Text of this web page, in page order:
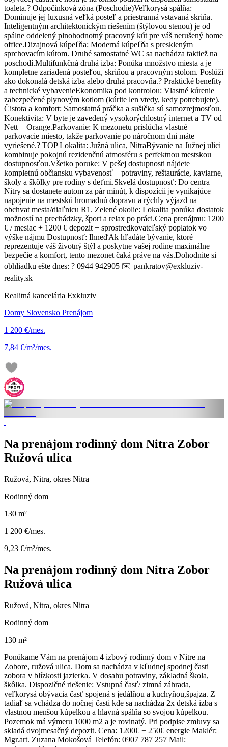
toaleta. ​? Odpočinková zóna (Poschodie) ​Veľkorysá spálňa:
Dominuje jej luxusná veľká posteľ a priestranná vstavaná skriňa.
Inteligentným architektonickým riešením (štýlovou stenou) je od
spálne oddelený plnohodnotný pracovný kút pre váš nerušený home
office. ​Dizajnová kúpeľňa: Moderná kúpeľňa s preskleným
sprchovacím kútom. Druhé samostatné WC sa nachádza taktiež na
poschodí. ​Multifunkčná druhá izba: Ponúka množstvo miesta a je
kompletne zariadená posteľou, skriňou a pracovným stolom. Poslúži
ako dokonalá detská izba alebo druhá pracovňa. ​?️ Praktické benefity
a technické vybavenie ​Ekonomika pod kontrolou: Vlastné kúrenie
zabezpečené plynovým kotlom (kúrite len vtedy, kedy potrebujete). ​
Čistota a komfort: Samostatná práčka a sušička sú samozrejmosťou. ​
Konektivita: V byte je zavedený vysokorýchlostný internet a TV od
Nett + Orange. ​Parkovanie: K mezonetu prislúcha vlastné
parkovacie miesto, takže parkovanie po náročnom dni máte
vyriešené. ​? TOP Lokalita: Južná ulica, Nitra ​Bývanie na Južnej ulici
kombinuje pokojnú rezidenčnú atmosféru s perfektnou mestskou
dostupnosťou. ​Všetko poruke: V pešej dostupnosti nájdete
kompletnú občiansku vybavenosť – potraviny, reštaurácie, kaviarne,
školy a škôlky pre rodiny s deťmi. ​Skvelá dostupnosť: Do centra
Nitry sa dostanete autom za pár minút, k dispozícii je vynikajúce
napojenie na mestskú hromadnú dopravu a rýchly výjazd na
obchvat mesta/diaľnicu R1. Zelené okolie: Lokalita ponúka dostatok
možností na prechádzky, šport a relax po práci. ​Cena prenájmu: 1200
€ / mesiac + 1200 € depozit + sprostredkovateľský poplatok vo
výške nájmu Dostupnosť: Ihneď ​Ak hľadáte bývanie, ktoré
reprezentuje váš životný štýl a poskytne vašej rodine maximálne
bezpečie a komfort, tento mezonet čaká práve na vás. ​Dohodnite si
obhliadku ešte dnes: ? 0944 942905 ✉️ pankratov@exkluziv-
reality.sk
Realitná kancelária Exkluziv
Domy Slovensko Prenájom
1 200 €/mes.
7,84 €/m²/mes.
Na prenájom rodinný dom Nitra Zobor
Ružová ulica
Ružová, Nitra, okres Nitra
Rodinný dom
130 m²
1 200 €/mes.
9,23 €/m²/mes.
Na prenájom rodinný dom Nitra Zobor
Ružová ulica
Ružová, Nitra, okres Nitra
Rodinný dom
130 m²
Ponúkame Vám na prenájom 4 izbový rodinný dom v Nitre na
Zobore, ružová ulica. Dom sa nachádza v kľudnej spodnej časti
zobora v blízkosti jazierka. V dosahu potraviny, základná škola,
škôlka. Dispozičné riešenie: Vstupná časť/ zimná záhrada,
veľkorysá obývacia časť spojená s jedálňou a kuchyňou,špajza. Z
tadiaľ sa vchádza do nočnej časti kde sa nachádza 2x detská izba s
vlastnou menšou kúpelkou a hlavná spálňa so svojou kúpelkou.
Pozemok má výmeru 1000 m2 a je rovinatý. Pri podpise zmluvy sa
skladá dvojmesačný depozit. Cena: 1200€ + 250€ energie Maklér:
Mgr.art. Zuzana Mokošová Telefón: 0907 787 257 Mail: